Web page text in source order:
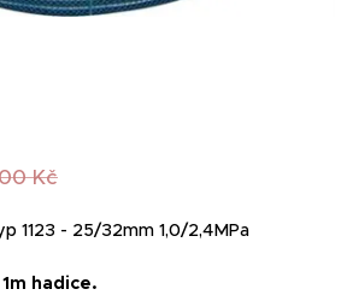
Kč
1123 - 25/32mm 1,0/2,4MPa
hadice.